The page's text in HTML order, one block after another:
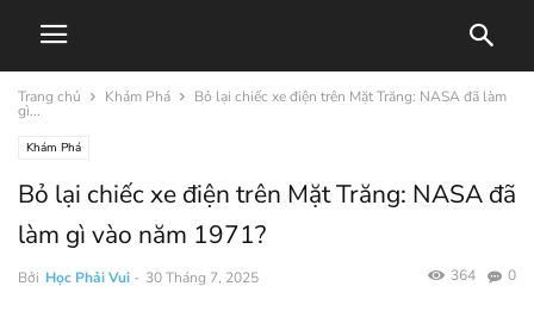
Trang chủ Khám Phá Bỏ lại chiếc xe điện trên Mặt Trăng: NASA đã làm
gì...
Khám Phá
Bỏ lại chiếc xe điện trên Mặt Trăng: NASA đã
làm gì vào năm 1971?
Bởi Học Phải Vui - 30 Tháng 7, 2025 0
364